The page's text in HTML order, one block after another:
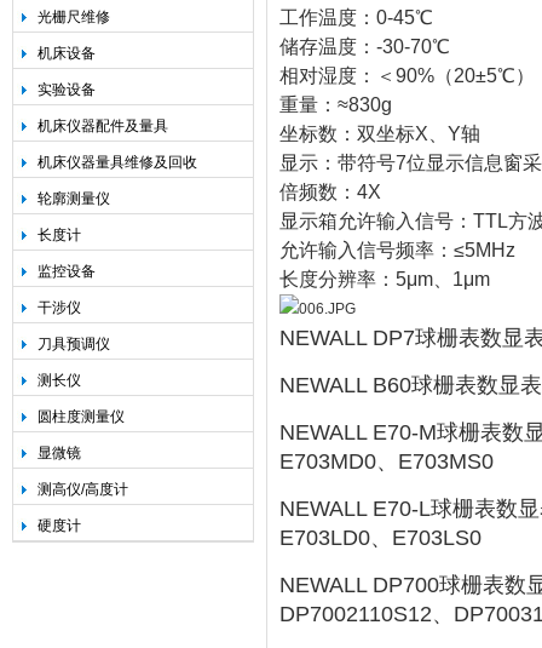
光栅尺维修
机床设备
实验设备
机床仪器配件及量具
机床仪器量具维修及回收
轮廓测量仪
长度计
监控设备
干涉仪
刀具预调仪
测长仪
圆柱度测量仪
显微镜
测高仪/高度计
硬度计
工作温度：0-45℃
储存温度：-30-70℃
相对湿度：＜90%（20±5℃）
重量：≈830g
坐标数：双坐标X、Y轴
显示：带符号7位显示信息窗
倍频数：4X
显示箱允许输入信号：TTL方
允许输入信号频率：≤5MHz
长度分辨率：5μm、1μm
NEWALL DP7球栅表数显
NEWALL B60球栅表数显
NEWALL E70-M球栅表数
E703MD0、E703MS0
NEWALL E70-L球栅表数
E703LD0、E703LS0
NEWALL DP700球栅表数
DP7002110S12、